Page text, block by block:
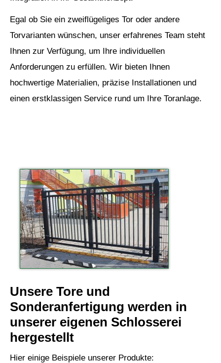
Egal ob Sie ein zweiflügeliges Tor oder andere
Torvarianten wünschen, unser erfahrenes Team steht
Ihnen zur Verfügung, um Ihre individuellen
Anforderungen zu erfüllen. Wir bieten Ihnen
hochwertige Materialien, präzise Installationen und
einen erstklassigen Service rund um Ihre Toranlage.
Unsere Tore und
Sonderanfertigung werden in
unserer eigenen Schlosserei
hergestellt
Hier einige Beispiele unserer Produkte: